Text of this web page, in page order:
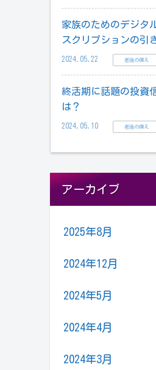
家族のためのデジ
スクリプションの引
2024.05.22 老後の備え
終活期に話題の投資
は？
2024.05.10 老後の備え
アーカイブ
2025年8月
2024年12月
2024年5月
2024年4月
2024年3月